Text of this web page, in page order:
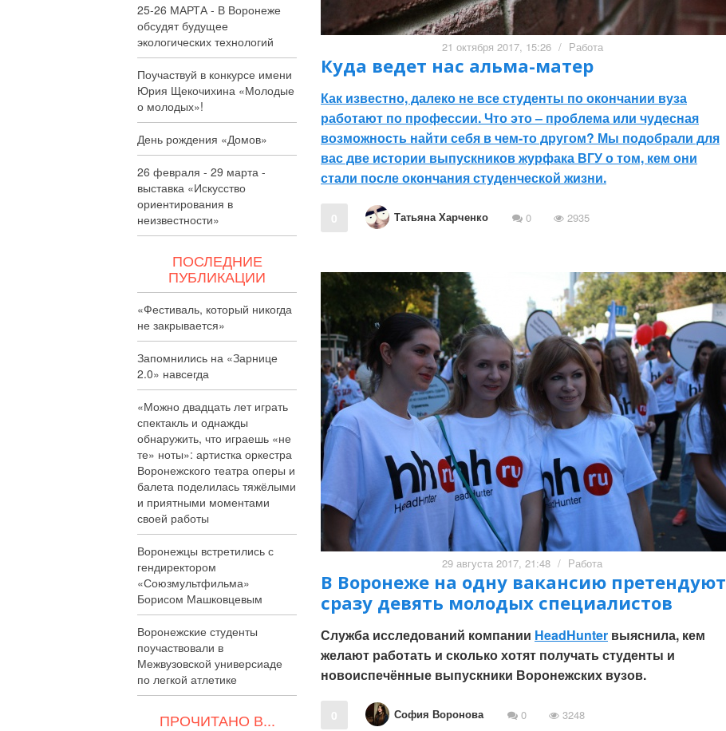
25-26 МАРТА - В Воронеже
обсудят будущее
экологических технологий
Поучаствуй в конкурсе имени
Юрия Щекочихина «Молодые
о молодых»!
День рождения «Домов»
26 февраля - 29 марта -
выставка «Искусство
ориентирования в
неизвестности»
ПОСЛЕДНИЕ
ПУБЛИКАЦИИ
«Фестиваль, который никогда
не закрывается»
Запомнились на «Зарнице
2.0» навсегда
«Можно двадцать лет играть
спектакль и однажды
обнаружить, что играешь «не
те» ноты»: артистка оркестра
Воронежского театра оперы и
балета поделилась тяжёлыми
и приятными моментами
своей работы
Воронежцы встретились с
гендиректором
«Союзмультфильма»
Борисом Машковцевым
Воронежские студенты
поучаствовали в
Межвузовской универсиаде
по легкой атлетике
ПРОЧИТАНО В...
21 октября 2017, 15:26 / Работа
Куда ведет нас альма-матер
Как известно, далеко не все студенты по окончании вуза
работают по профессии. Что это – проблема или чудесная
возможность найти себя в чем-то другом? Мы подобрали для
вас две истории выпускников журфака ВГУ о том, кем они
стали после окончания студенческой жизни.
0 Татьяна Харченко 0 2935
29 августа 2017, 21:48 / Работа
В Воронеже на одну вакансию претендуют
сразу девять молодых специалистов
Служба исследований компании HeadHunter выяснила, кем
желают работать и сколько хотят получать студенты и
новоиспечённые выпускники Воронежских вузов.
0 София Воронова 0 3248